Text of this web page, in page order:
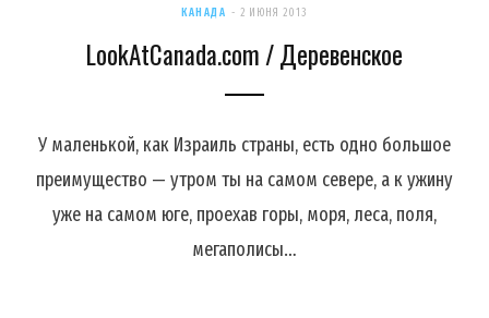
КАНАДА 2 ИЮНЯ 2013
LookAtCanada.com / Деревенское
У маленькой, как Израиль страны, есть одно большое
преимущество — утром ты на самом севере, а к ужину
уже на самом юге, проехав горы, моря, леса, поля,
мегаполисы…